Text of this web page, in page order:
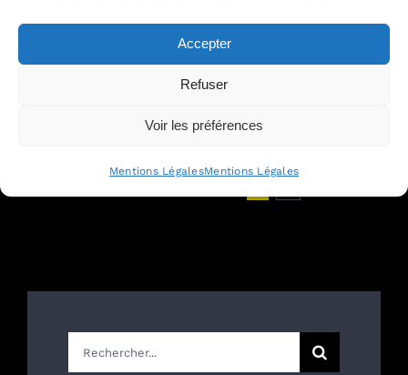
Accepter
Refuser
Voir les préférences
Mentions LégalesMentions Légales
intitulé "propriété intellectuelle
et données dan [...]
Rechercher: